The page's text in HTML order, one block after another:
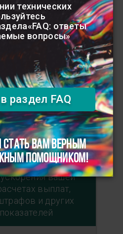
для
вашей
выплат,
и других
технических
ответы
вопросы»
раздел FAQ
ВАМ ВЕРНЫМ
ПОМОЩНИКОМ!